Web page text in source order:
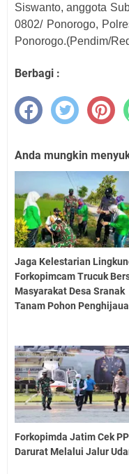
Siswanto, anggota
0802/ Ponorogo,
Ponorogo.(Pendim/
Berbagi :
Anda mungkin
Jaga Kelestarian
Forkopimcam Trucuk
Masyarakat Desa Sranak
Tanam Pohon
Forkopimda Jatim Cek
Darurat Melalui Jalur